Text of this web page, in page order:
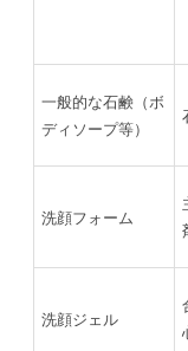
一般的な石鹸（ボ
ディソープ等）
洗顔フォーム
洗顔ジェル